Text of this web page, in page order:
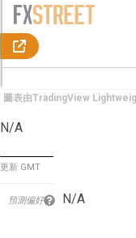
圖表由TradingView
N/A
更新 GMT
預測偏好 N/A